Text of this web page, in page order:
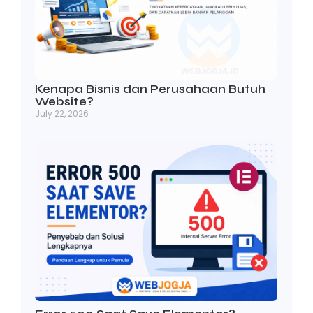
Kenapa Bisnis dan Perusahaan Butuh
Website?
July 22, 2026